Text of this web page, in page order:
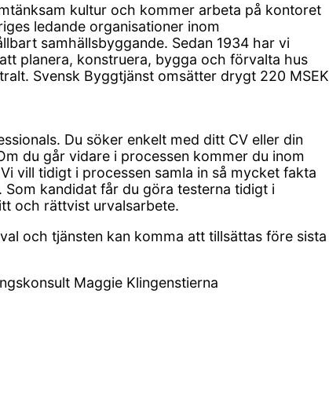
kultur och kommer arbeta på kontoret
ledande organisationer inom
samhällsbyggande. Sedan 1934 har vi
planera, konstruera, bygga och förvalta hus
Svensk Byggtjänst omsätter drygt 220 MSEK
Du söker enkelt med ditt CV eller din
du går vidare i processen kommer du inom
vill tidigt i processen samla in så mycket fakta
kandidat får du göra testerna tidigt i
och rättvist urvalsarbete.
och tjänsten kan komma att tillsättas före sista
Maggie Klingenstierna